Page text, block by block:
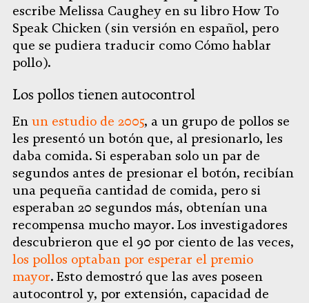
escribe Melissa Caughey en su libro How To
Speak Chicken (sin versión en español, pero
que se pudiera traducir como Cómo hablar
pollo).
Los pollos tienen autocontrol
En un estudio de 2005, a un grupo de pollos se
les presentó un botón que, al presionarlo, les
daba comida. Si esperaban solo un par de
segundos antes de presionar el botón, recibían
una pequeña cantidad de comida, pero si
esperaban 20 segundos más, obtenían una
recompensa mucho mayor. Los investigadores
descubrieron que el 90 por ciento de las veces,
los pollos optaban por esperar el premio
mayor. Esto demostró que las aves poseen
autocontrol y, por extensión, capacidad de